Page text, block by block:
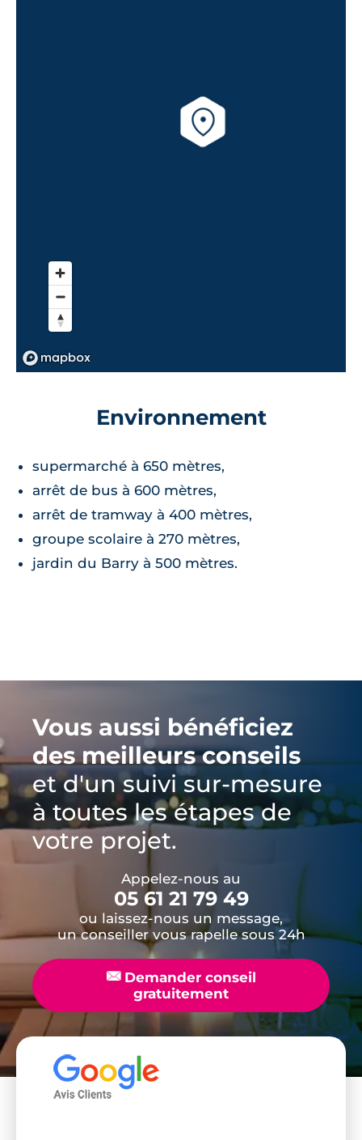
Environnement
supermarché à 650 mètres,
arrêt de bus à 600 mètres,
arrêt de tramway à 400 mètres,
groupe scolaire à 270 mètres,
jardin du Barry à 500 mètres.
Vous aussi bénéficiez
des meilleurs conseils
et d'un suivi sur-mesure
à toutes les étapes de
votre projet.
Appelez-nous au
05 61 21 79 49
ou laissez-nous un message,
un conseiller vous rapelle sous 24h
📧Demander conseil
gratuitement